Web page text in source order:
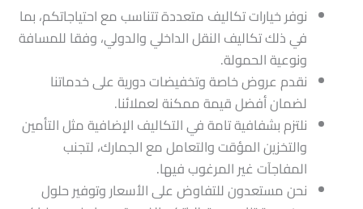
نوفر خيارات تكاليف متعددة تتناسب مع احتياجاتكم، بما
في ذلك تكاليف النقل الداخلي والدولي، وفقا للمسافة
ونوعية الحمولة.
نقدم عروض خاصة وتخفيضات دورية على خدماتنا
لضمان أفضل قيمة ممكنة لعملائنا.
نلتزم بشفافية تامة في التكاليف الإضافية مثل التأمين
والتخزين المؤقت والتعامل مع الجمارك، لتجنب
المفاجآت غير المرغوب فيها.
نحن مستعدون للتفاوض على الأسعار وتوفير حلول